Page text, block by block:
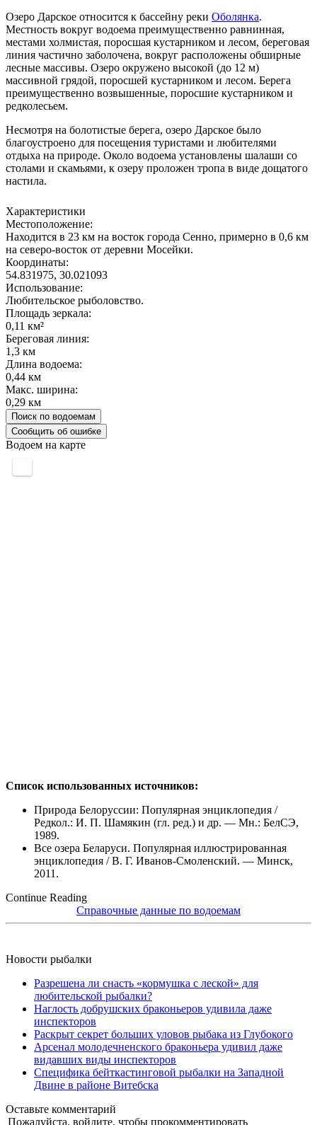
Озеро Дарское относится к бассейну реки Оболянка.
Местность вокруг водоема преимущественно равнинная,
местами холмистая, поросшая кустарником и лесом, береговая
линия частично заболочена, вокруг расположены обширные
лесные массивы. Озеро окружено высокой (до 12 м)
массивной грядой, поросшей кустарником и лесом. Берега
преимущественно возвышенные, поросшие кустарником и
редколесьем.
Несмотря на болотистые берега, озеро Дарское было
благоустроено для посещения туристами и любителями
отдыха на природе. Около водоема установлены шалаши со
столами и скамьями, к озеру проложен тропа в виде дощатого
настила.
Характеристики
Местоположение:
Находится в 23 км на восток города Сенно, примерно в 0,6 км
на северо-восток от деревни Мосейки.
Координаты:
54.831975, 30.021093
Использование:
Любительское рыболовство.
Площадь зеркала:
0,11 км²
Береговая линия:
1,3 км
Длина водоема:
0,44 км
Макс. ширина:
0,29 км
Поиск по водоемам
Сообщить об ошибке
Водоем на карте
Список использованных источников:
Природа Белоруссии: Популярная энциклопедия /
Редкол.: И. П. Шамякин (гл. ред.) и др. — Мн.: БелСЭ,
1989.
Все озера Беларуси. Популярная иллюстрированная
энциклопедия / В. Г. Иванов-Смоленский. — Минск,
2011.
Continue Reading
Справочные данные по водоемам
Новости рыбалки
Разрешена ли снасть «кормушка с леской» для
любительской рыбалки?
Наглость добрушских браконьеров удивила даже
инспекторов
Раскрыт секрет больших уловов рыбака из Глубокого
Арсенал молодечненского браконьера удивил даже
видавших виды инспекторов
Специфика бейткастинговой рыбалки на Западной
Двине в районе Витебска
Оставьте комментарий
Пожалуйста, войдите, чтобы прокомментировать